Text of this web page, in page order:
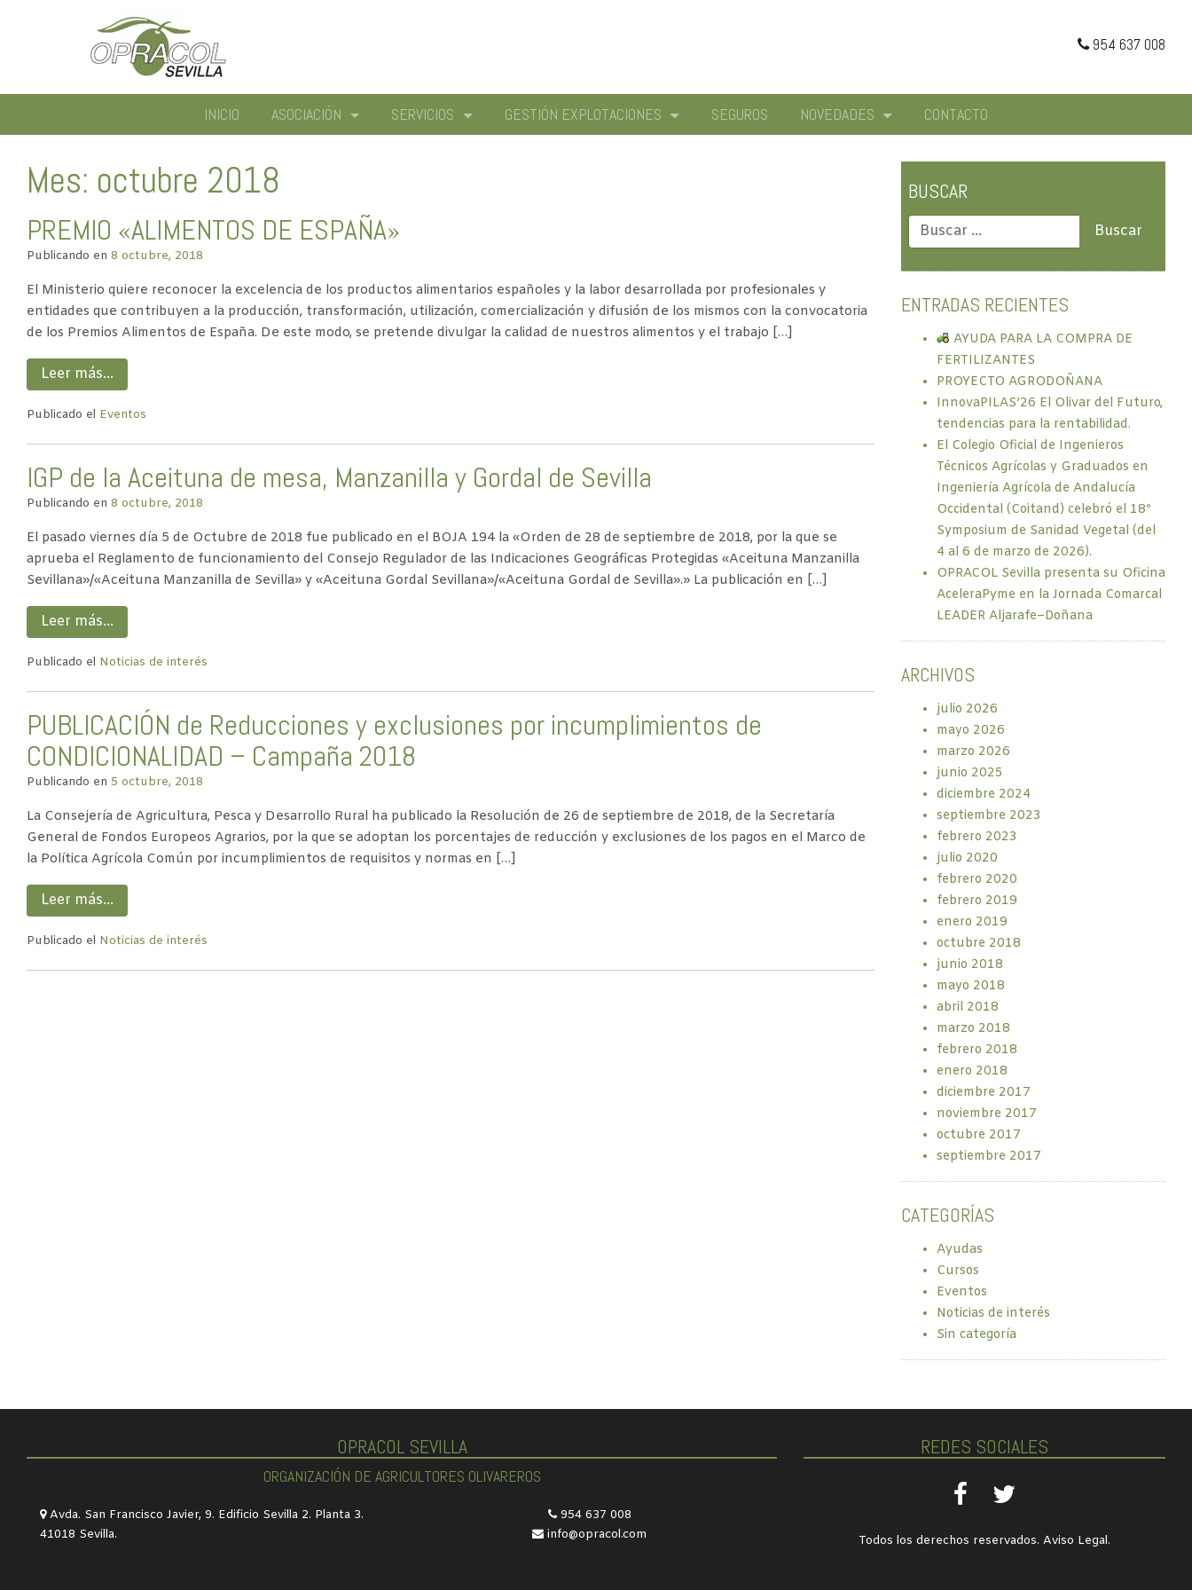
954 637 008
INICIO ASOCIACIÓN SERVICIOS GESTIÓN EXPLOTACIONES SEGUROS NOVEDADES CONTACTO
Mes: octubre 2018
PREMIO «ALIMENTOS DE ESPAÑA»
Publicando en 8 octubre, 2018
El Ministerio quiere reconocer la excelencia de los productos alimentarios españoles y la labor desarrollada por profesionales y
entidades que contribuyen a la producción, transformación, utilización, comercialización y difusión de los mismos con la convocatoria
de los Premios Alimentos de España. De este modo, se pretende divulgar la calidad de nuestros alimentos y el trabajo […]
Leer más…
Publicado el Eventos
IGP de la Aceituna de mesa, Manzanilla y Gordal de Sevilla
Publicando en 8 octubre, 2018
El pasado viernes día 5 de Octubre de 2018 fue publicado en el BOJA 194 la «Orden de 28 de septiembre de 2018, por la que se
aprueba el Reglamento de funcionamiento del Consejo Regulador de las Indicaciones Geográficas Protegidas «Aceituna Manzanilla
Sevillana»/«Aceituna Manzanilla de Sevilla» y «Aceituna Gordal Sevillana»/«Aceituna Gordal de Sevilla».» La publicación en […]
Leer más…
Publicado el Noticias de interés
PUBLICACIÓN de Reducciones y exclusiones por incumplimientos de
CONDICIONALIDAD – Campaña 2018
Publicando en 5 octubre, 2018
La Consejería de Agricultura, Pesca y Desarrollo Rural ha publicado la Resolución de 26 de septiembre de 2018, de la Secretaría
General de Fondos Europeos Agrarios, por la que se adoptan los porcentajes de reducción y exclusiones de los pagos en el Marco de
la Política Agrícola Común por incumplimientos de requisitos y normas en […]
Leer más…
Publicado el Noticias de interés
BUSCAR
ENTRADAS RECIENTES
AYUDA PARA LA COMPRA DE
FERTILIZANTES
PROYECTO AGRODOÑANA
InnovaPILAS’26 El Olivar del Futuro,
tendencias para la rentabilidad.
El Colegio Oficial de Ingenieros
Técnicos Agrícolas y Graduados en
Ingeniería Agrícola de Andalucía
Occidental (Coitand) celebró el 18º
Symposium de Sanidad Vegetal (del
4 al 6 de marzo de 2026).
OPRACOL Sevilla presenta su Oficina
AceleraPyme en la Jornada Comarcal
LEADER Aljarafe–Doñana
ARCHIVOS
julio 2026
mayo 2026
marzo 2026
junio 2025
diciembre 2024
septiembre 2023
febrero 2023
julio 2020
febrero 2020
febrero 2019
enero 2019
octubre 2018
junio 2018
mayo 2018
abril 2018
marzo 2018
febrero 2018
enero 2018
diciembre 2017
noviembre 2017
octubre 2017
septiembre 2017
CATEGORÍAS
Ayudas
Cursos
Eventos
Noticias de interés
Sin categoría
OPRACOL SEVILLA
ORGANIZACIÓN DE AGRICULTORES OLIVAREROS
Avda. San Francisco Javier, 9. Edificio Sevilla 2. Planta 3.
41018 Sevilla.
954 637 008
info@opracol.com
REDES SOCIALES
Todos los derechos reservados. Aviso Legal.